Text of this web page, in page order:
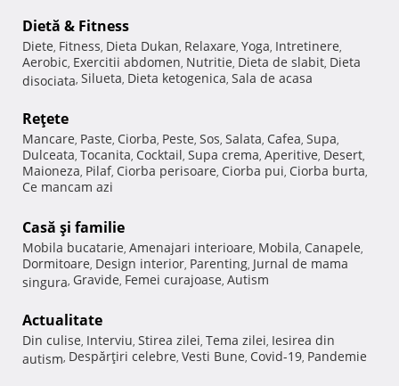
Dietă & Fitness
Diete, Fitness, Dieta Dukan, Relaxare, Yoga, Intretinere,
Aerobic, Exercitii abdomen, Nutritie, Dieta de slabit, Dieta
disociata, Silueta, Dieta ketogenica, Sala de acasa
Reţete
Mancare, Paste, Ciorba, Peste, Sos, Salata, Cafea, Supa,
Dulceata, Tocanita, Cocktail, Supa crema, Aperitive, Desert,
Maioneza, Pilaf, Ciorba perisoare, Ciorba pui, Ciorba burta,
Ce mancam azi
Casă şi familie
Mobila bucatarie, Amenajari interioare, Mobila, Canapele,
Dormitoare, Design interior, Parenting, Jurnal de mama
singura, Gravide, Femei curajoase, Autism
Actualitate
Din culise, Interviu, Stirea zilei, Tema zilei, Iesirea din
autism, Despărţiri celebre, Vesti Bune, Covid-19, Pandemie